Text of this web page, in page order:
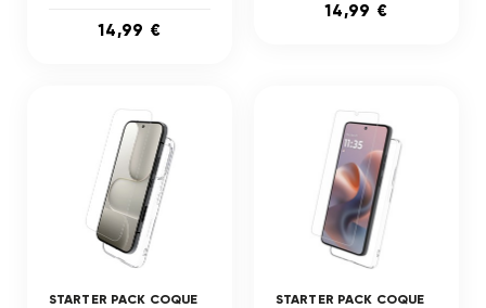
14,99 €
14,99 €
STARTER PACK COQUE
STARTER PACK COQUE